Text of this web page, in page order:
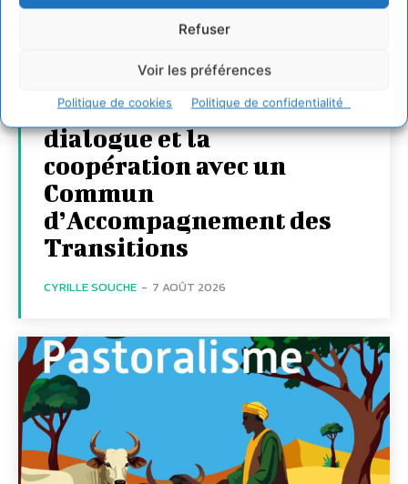
Refuser
Voir les préférences
Politique de cookies Politique de confidentialité
Transformer les
territoires par le
dialogue et la
coopération avec un
Commun
d’Accompagnement des
Transitions
CYRILLE SOUCHE - 7 AOÛT 2026